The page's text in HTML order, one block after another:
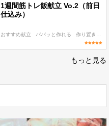
1週間筋トレ飯献立 Vo.2（前日
仕込み）
おすすめ献立 パパッと作れる 作り置き
もっと見る